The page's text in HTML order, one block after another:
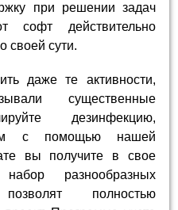
при решении задач
софт действительно
своей сути.
даже те активности,
существенные
дезинфекцию,
с помощью нашей
вы получите в свое
разнообразных
полностью